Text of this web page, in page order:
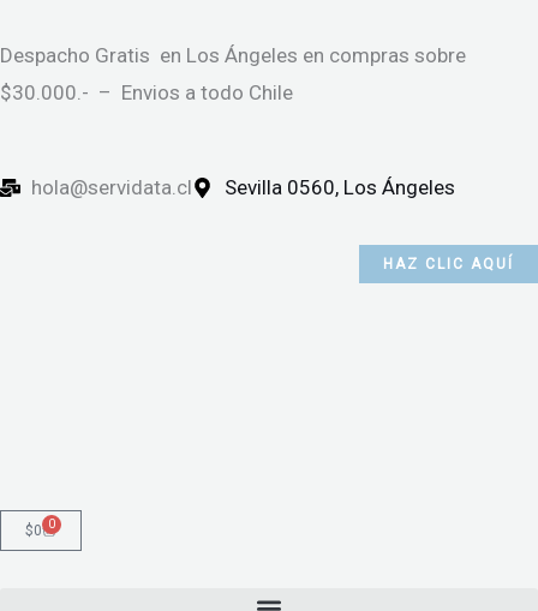
al
contenido
Despacho Gratis en Los Ángeles en compras sobre
$30.000.- – Envios a todo Chile
hola@servidata.cl Sevilla 0560, Los Ángeles
HAZ CLIC AQUÍ
$0 0
Cart